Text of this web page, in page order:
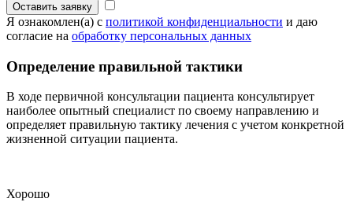
Оставить заявку
Я ознакомлен(а) с политикой конфиденциальности и даю
согласие на обработку персональных данных
Определение правильной тактики
В ходе первичной консультации пациента консультирует
наиболее опытный специалист по своему направлению и
определяет правильную тактику лечения с учетом конкретной
жизненной ситуации пациента.
Хорошо